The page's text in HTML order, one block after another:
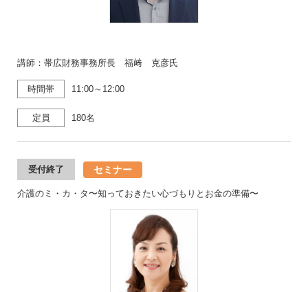
講師：帯広財務事務所長 福﨑 克彦氏
時間帯 11:00～12:00
定員 180名
受付終了 セミナー
介護のミ・カ・タ〜知っておきたい心づもりとお金の準備〜